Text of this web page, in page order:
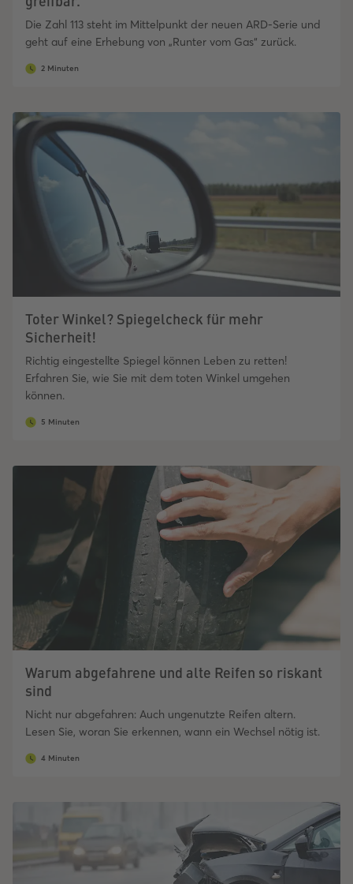
Die Zahl 113 steht im Mittelpunkt der neuen ARD-Serie und
geht auf eine Erhebung von „Runter vom Gas“ zurück.
2 Minuten
Toter Winkel? Spiegelcheck für mehr
Sicherheit!
Richtig eingestellte Spiegel können Leben zu retten!
Erfahren Sie, wie Sie mit dem toten Winkel umgehen
können.
5 Minuten
Warum abgefahrene und alte Reifen so riskant
sind
Nicht nur abgefahren: Auch ungenutzte Reifen altern.
Lesen Sie, woran Sie erkennen, wann ein Wechsel nötig ist.
4 Minuten